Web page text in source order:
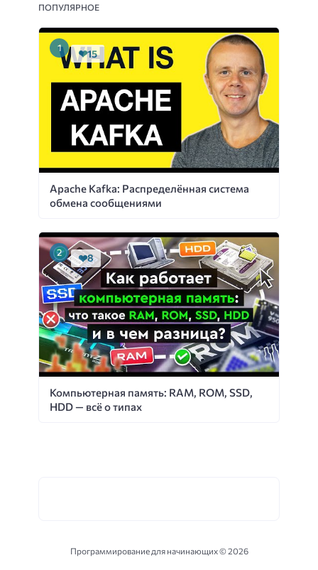
ПОПУЛЯРНОЕ
Apache Kafka: Распределённая система
обмена сообщениями
15
Компьютерная память: RAM, ROM, SSD,
HDD — всё о типах
8
Программирование для начинающих ©2026